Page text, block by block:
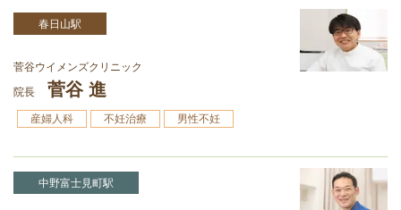
春日山駅
菅谷ウイメンズクリニック
院長
菅谷 進
産婦人科 不妊治療 男性不妊
中野富士見町駅